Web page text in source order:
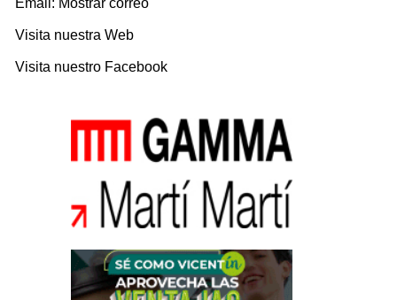
Visita nuestra Web
Visita nuestro Facebook